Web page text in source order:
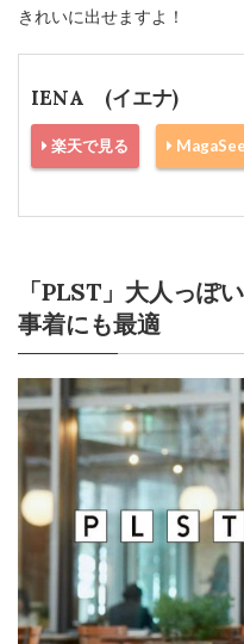
きれいに出せますよ！
IENA (イエナ)
楽天で見る
「PLST」大人っぽ
事着にも最適